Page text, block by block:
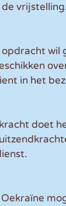
wil
in het
doet